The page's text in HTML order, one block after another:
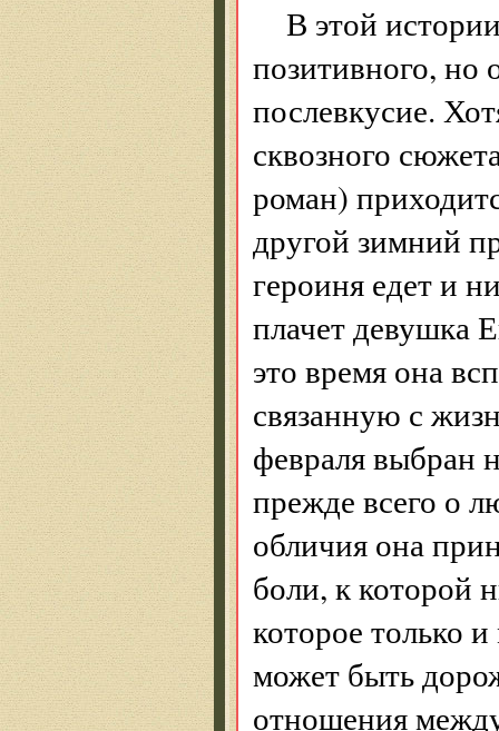
В этой
позитивного, но
послевкусие.
сквозного
роман)
другой зимний
героиня едет и
плачет девушка
это время она
связанную с
февраля выбран
прежде всего о
обличия она
боли, к которой
которое только
может быть
отношения